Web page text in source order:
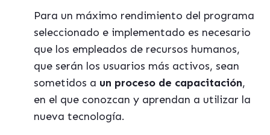
Para un máximo rendimiento del programa
seleccionado e implementado es necesario
que los empleados de recursos humanos,
que serán los usuarios más activos, sean
sometidos a un proceso de capacitación,
en el que conozcan y aprendan a utilizar la
nueva tecnología.